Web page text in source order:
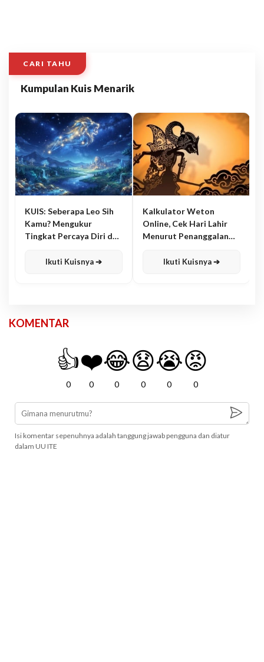
CARI TAHU
Kumpulan Kuis Menarik
KUIS: Seberapa Leo Sih
Kamu? Mengukur
Tingkat Percaya Diri dan
Ikuti Kuisnya ➔
Kalkulator Weton
Online, Cek Hari Lahir
Menurut Penanggalan
Ikuti Kuisnya ➔
KOMENTAR
👍
0
❤️
0
😂
0
😧
0
😭
0
😡
0
Isi komentar sepenuhnya adalah tanggung jawab pengguna dan diatur
dalam UU ITE